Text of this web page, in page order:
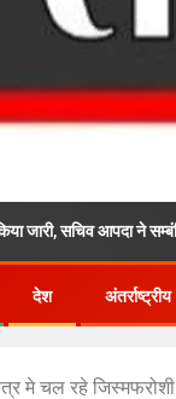
ने सम्बंधित अधिकारियो
देश अंतर्राष्ट्रीय
मे चल रहे